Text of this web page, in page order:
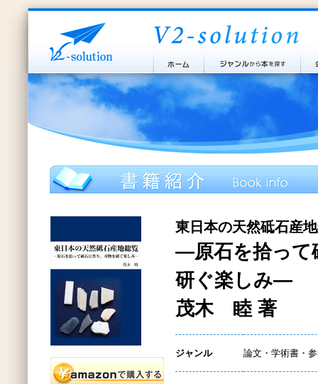
東日本の天然砥石産
―原石を拾って
研ぐ楽しみ―
茂木 睦 著
ジャンル 論文・学術書・